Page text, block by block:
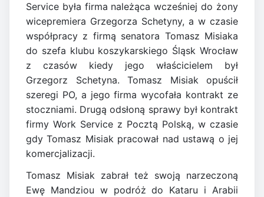
Service była firma należąca wcześniej do żony
wicepremiera Grzegorza Schetyny, a w czasie
współpracy z firmą senatora Tomasz Misiaka
do szefa klubu koszykarskiego Śląsk Wrocław
z czasów kiedy jego właścicielem był
Grzegorz Schetyna. Tomasz Misiak opuścił
szeregi PO, a jego firma wycofała kontrakt ze
stoczniami. Drugą odsłoną sprawy był kontrakt
firmy Work Service z Pocztą Polską, w czasie
gdy Tomasz Misiak pracował nad ustawą o jej
komercjalizacji.
Tomasz Misiak zabrał też swoją narzeczoną
Ewę Mandziou w podróż do Kataru i Arabii